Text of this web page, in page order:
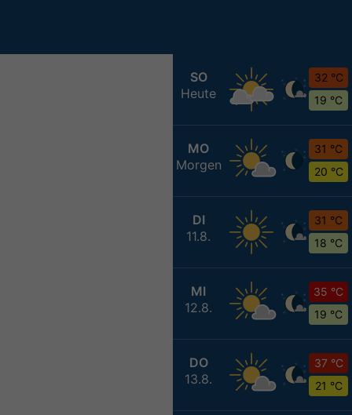
SO
Heute
32 °C
19 °C
MO
Morgen
31 °C
20 °C
DI
11.8.
31 °C
18 °C
MI
12.8.
35 °C
19 °C
DO
13.8.
37 °C
21 °C